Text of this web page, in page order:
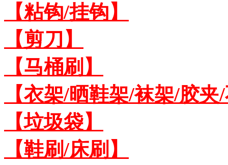
【粘钩/挂钩】
【剪刀】
【马桶刷】
【衣架/晒鞋架/袜架/胶
【垃圾袋】
【鞋刷/床刷】